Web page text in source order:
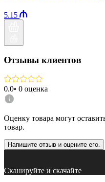
5.15
Отзывы клиентов
0.0• 0 оценка
Оценку товара могут
товар.
Напишите отзыв и оцените его.
Сканируйте и скачайте